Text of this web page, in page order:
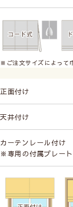
※ご注文サイズによって
正面付け
天井付け
カーテンレール付け
※専用の付属プレー